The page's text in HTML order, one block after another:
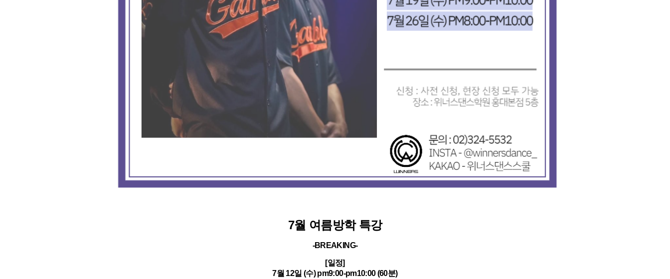
7월 여름방학 특강
-BREAKING-
[일정]
7월 12일 (수) pm9:00-pm10:00 (60분)